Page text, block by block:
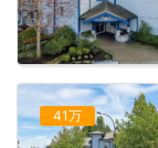
41万